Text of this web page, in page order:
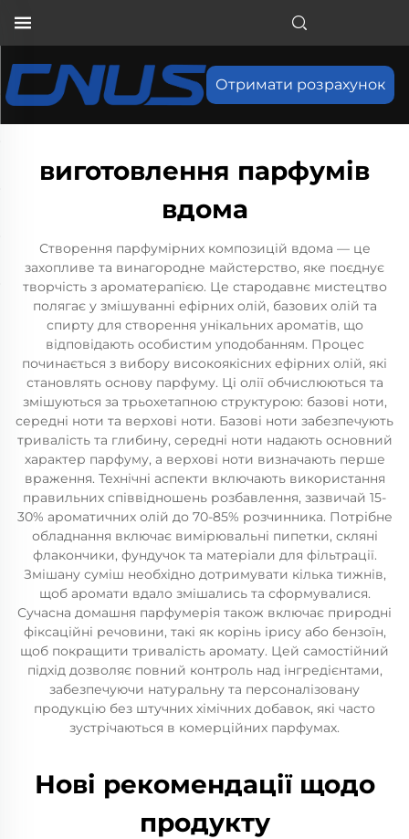
Отримати розрахунок
виготовлення парфумів
вдома
Створення парфумірних композицій вдома — це
захопливе та винагородне майстерство, яке поєднує
творчість з ароматерапією. Це стародавнє мистецтво
полягає у змішуванні ефірних олій, базових олій та
спирту для створення унікальних ароматів, що
відповідають особистим уподобанням. Процес
починається з вибору високоякісних ефірних олій, які
становлять основу парфуму. Ці олії обчислюються та
змішуються за трьохетапною структурою: базові ноти,
середні ноти та верхові ноти. Базові ноти забезпечують
тривалість та глибину, середні ноти надають основний
характер парфуму, а верхові ноти визначають перше
враження. Технічні аспекти включають використання
правильних співвідношень розбавлення, зазвичай 15-
30% ароматичних олій до 70-85% розчинника. Потрібне
обладнання включає вимірювальні пипетки, скляні
флакончики, фундучок та матеріали для фільтрації.
Змішану суміш необхідно дотримувати кілька тижнів,
щоб аромати вдало змішались та сформувалися.
Сучасна домашня парфумерія також включає природні
фіксаційні речовини, такі як корінь ірису або бензоїн,
щоб покращити тривалість аромату. Цей самостійний
підхід дозволяє повний контроль над інгредієнтами,
забезпечуючи натуральну та персоналізовану
продукцію без штучних хімічних добавок, які часто
зустрічаються в комерційних парфумах.
Нові рекомендації щодо
продукту